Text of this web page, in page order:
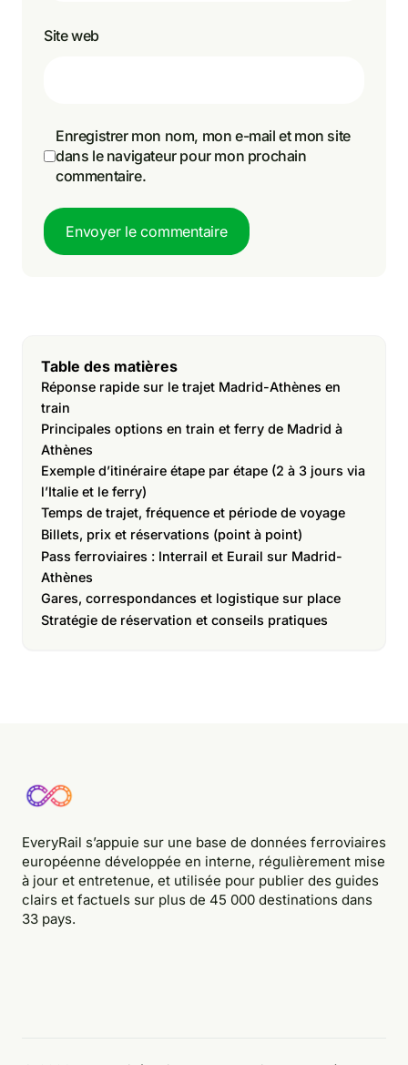
Site web
Enregistrer mon nom, mon e-mail et mon site
dans le navigateur pour mon prochain
commentaire.
Envoyer le commentaire
Table des matières
Réponse rapide sur le trajet Madrid-Athènes en
train
Principales options en train et ferry de Madrid à
Athènes
Exemple d’itinéraire étape par étape (2 à 3 jours via
l’Italie et le ferry)
Temps de trajet, fréquence et période de voyage
Billets, prix et réservations (point à point)
Pass ferroviaires : Interrail et Eurail sur Madrid-
Athènes
Gares, correspondances et logistique sur place
Stratégie de réservation et conseils pratiques
EveryRail s’appuie sur une base de données ferroviaires
européenne développée en interne, régulièrement mise
à jour et entretenue, et utilisée pour publier des guides
clairs et factuels sur plus de 45 000 destinations dans
33 pays.